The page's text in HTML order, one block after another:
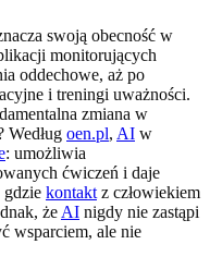
swoją obecność w
monitorujących
oddechowe, aż po
i treningi uważności.
zmiana w
Według oen.pl, AI w
: umożliwia
ćwiczeń i daje
gdzie kontakt z człowiekiem
że AI nigdy nie zastąpi
wsparciem, ale nie